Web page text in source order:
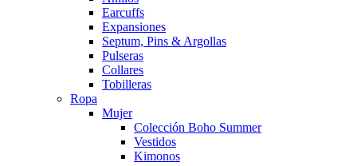
Earcuffs
Expansiones
Septum, Pins & Argollas
Pulseras
Collares
Tobilleras
Ropa
Mujer
Colección Boho Summer
Vestidos
Kimonos